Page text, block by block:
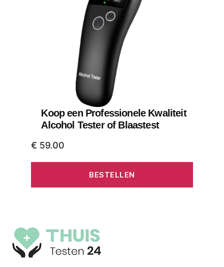
Koop een Professionele Kwaliteit
Alcohol Tester of Blaastest
€ 59.00
BESTELLEN